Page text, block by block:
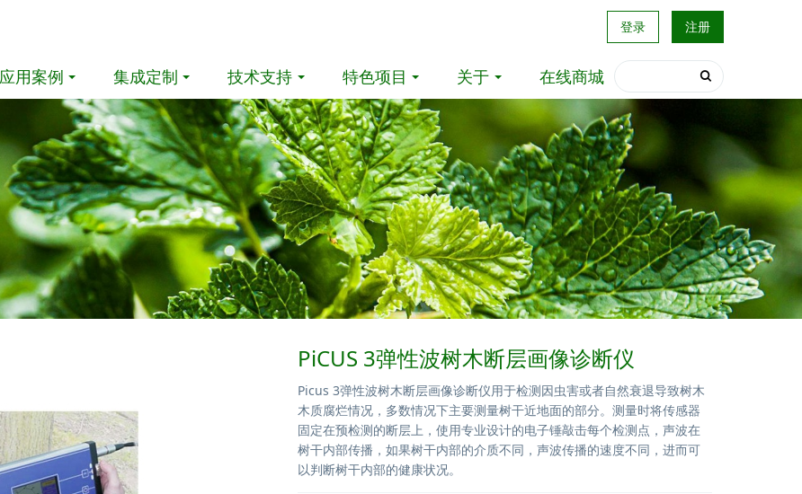
登录 注册
应用案例 集成定制 技术支持 特色项目 关于 在线商城
PiCUS 3弹性波树木断层画像诊断仪
Picus 3弹性波树木断层画像诊断仪用于检测因虫害或者自然衰退导致树木
木质腐烂情况，多数情况下主要测量树干近地面的部分。测量时将传感器
固定在预检测的断层上，使用专业设计的电子锤敲击每个检测点，声波在
树干内部传播，如果树干内部的介质不同，声波传播的速度不同，进而可
以判断树干内部的健康状况。